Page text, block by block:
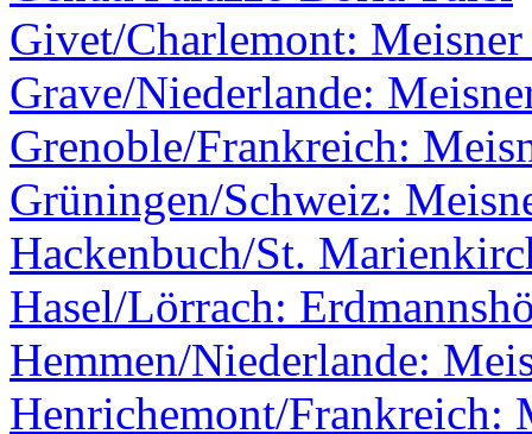
Givet/Charlemont:
Grave/Niederlande:
Grenoble/Frankreich:
Grüningen/Schweiz:
Hackenbuch/St.
Hasel/Lörrach:
Hemmen/Niederlande:
Henrichemont/Frankreich: